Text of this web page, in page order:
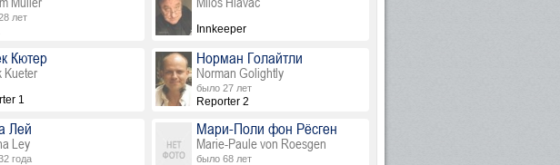
лет
Innkeeper
Кютер
Kueter
1
Норман Голайтли
Norman Golightly
было 27 лет
Reporter 2
Лей
Ley
года
Мари-Поли фон Рёсген
Marie-Paule von Roesgen
было 68 лет